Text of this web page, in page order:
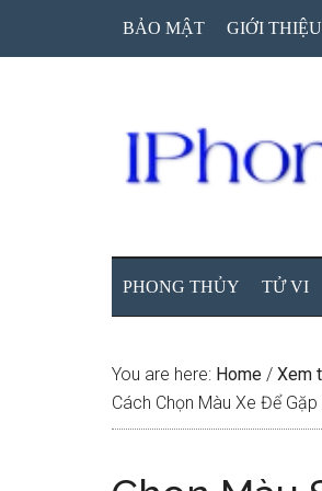
BẢO MẬT GIỚI THIỆU
PHONG THỦY TỬ VI
You are here: Home / Xem
Cách Chọn Màu Xe Để